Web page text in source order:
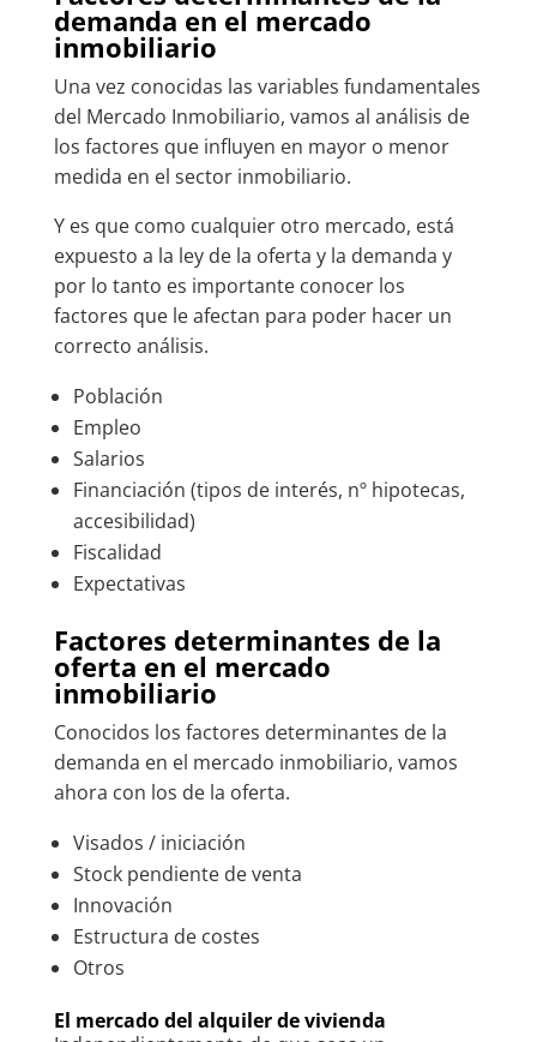
demanda en el mercado
inmobiliario
Una vez conocidas las variables fundamentales
del Mercado Inmobiliario, vamos al análisis de
los factores que influyen en mayor o menor
medida en el sector inmobiliario.
Y es que como cualquier otro mercado, está
expuesto a la ley de la oferta y la demanda y
por lo tanto es importante conocer los
factores que le afectan para poder hacer un
correcto análisis.
Población
Empleo
Salarios
Financiación (tipos de interés, nº hipotecas,
accesibilidad)
Fiscalidad
Expectativas
Factores determinantes de la
oferta en el mercado
inmobiliario
Conocidos los factores determinantes de la
demanda en el mercado inmobiliario, vamos
ahora con los de la oferta.
Visados / iniciación
Stock pendiente de venta
Innovación
Estructura de costes
Otros
El mercado del alquiler de vivienda